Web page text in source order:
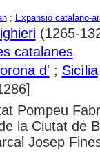
; Expansió catalano-
(1265-
catalanes
d' ; Sicília
Pompeu
la Ciutat de
Josep